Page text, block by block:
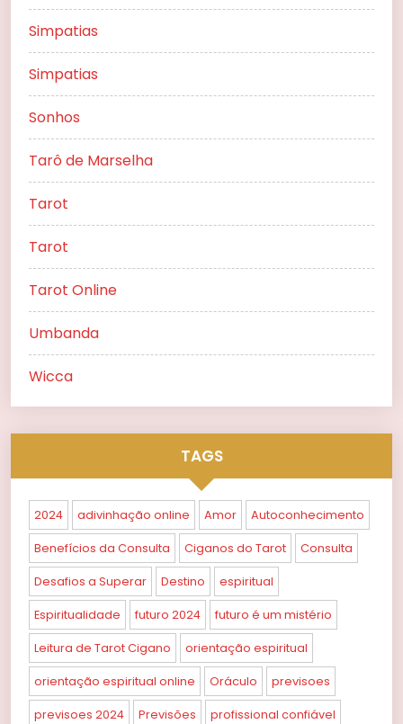
Simpatias
Simpatias
Sonhos
Tarô de Marselha
Tarot
Tarot
Tarot Online
Umbanda
Wicca
TAGS
2024 adivinhação online Amor Autoconhecimento
Benefícios da Consulta Ciganos do Tarot Consulta
Desafios a Superar Destino espiritual
Espiritualidade futuro 2024 futuro é um mistério
Leitura de Tarot Cigano orientação espiritual
orientação espiritual online Oráculo previsoes
previsoes 2024 Previsões profissional confiável